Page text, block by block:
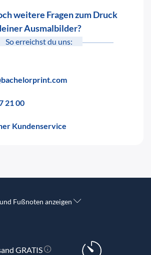
weitere Fragen zum Druck
Ausmalbilder?
So erreichst du uns:
21 00
Kundenservice
Fußnoten anzeigen
GRATIS